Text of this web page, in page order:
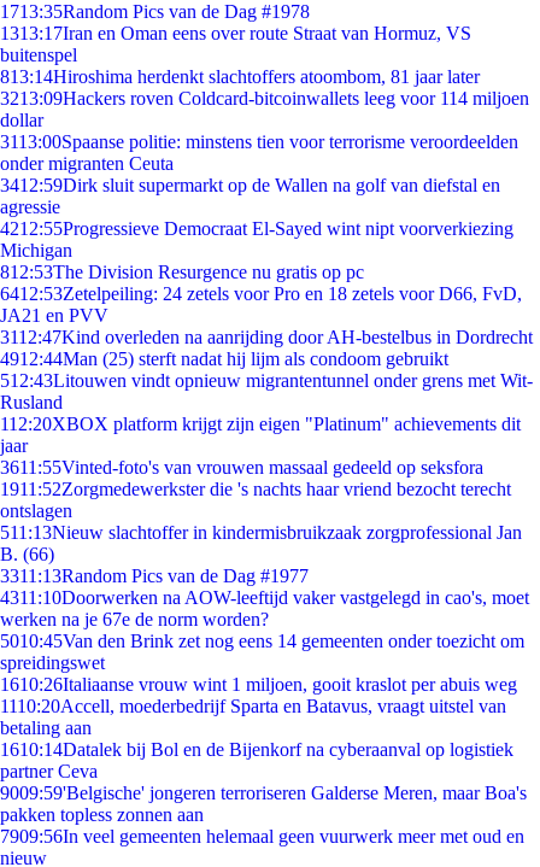
1713:35Random Pics van de Dag #1978
1313:17Iran en Oman eens over route Straat van Hormuz, VS
buitenspel
813:14Hiroshima herdenkt slachtoffers atoombom, 81 jaar later
3213:09Hackers roven Coldcard-bitcoinwallets leeg voor 114 miljoen
dollar
3113:00Spaanse politie: minstens tien voor terrorisme veroordeelden
onder migranten Ceuta
3412:59Dirk sluit supermarkt op de Wallen na golf van diefstal en
agressie
4212:55Progressieve Democraat El-Sayed wint nipt voorverkiezing
Michigan
812:53The Division Resurgence nu gratis op pc
6412:53Zetelpeiling: 24 zetels voor Pro en 18 zetels voor D66, FvD,
JA21 en PVV
3112:47Kind overleden na aanrijding door AH-bestelbus in Dordrecht
4912:44Man (25) sterft nadat hij lijm als condoom gebruikt
512:43Litouwen vindt opnieuw migrantentunnel onder grens met Wit-
Rusland
112:20XBOX platform krijgt zijn eigen "Platinum" achievements dit
jaar
3611:55Vinted-foto's van vrouwen massaal gedeeld op seksfora
1911:52Zorgmedewerkster die 's nachts haar vriend bezocht terecht
ontslagen
511:13Nieuw slachtoffer in kindermisbruikzaak zorgprofessional Jan
B. (66)
3311:13Random Pics van de Dag #1977
4311:10Doorwerken na AOW-leeftijd vaker vastgelegd in cao's, moet
werken na je 67e de norm worden?
5010:45Van den Brink zet nog eens 14 gemeenten onder toezicht om
spreidingswet
1610:26Italiaanse vrouw wint 1 miljoen, gooit kraslot per abuis weg
1110:20Accell, moederbedrijf Sparta en Batavus, vraagt uitstel van
betaling aan
1610:14Datalek bij Bol en de Bijenkorf na cyberaanval op logistiek
partner Ceva
9009:59'Belgische' jongeren terroriseren Galderse Meren, maar Boa's
pakken topless zonnen aan
7909:56In veel gemeenten helemaal geen vuurwerk meer met oud en
nieuw